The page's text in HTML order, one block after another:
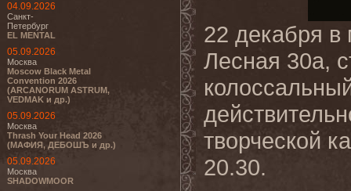
04.09.2026
Санкт-
Петербург
EL MENTAL
05.09.2026
Москва
Moscow Black Metal
Convention 2026
(ARCANORUM ASTRUM,
VEDMAK и др.)
05.09.2026
Москва
Thrash Your Head 2026
(МАФИЯ, ДЕБОШЪ и др.)
05.09.2026
Москва
SHADOWMOOR
22 декабря в
Лесная 30а,
творческой
20.30.